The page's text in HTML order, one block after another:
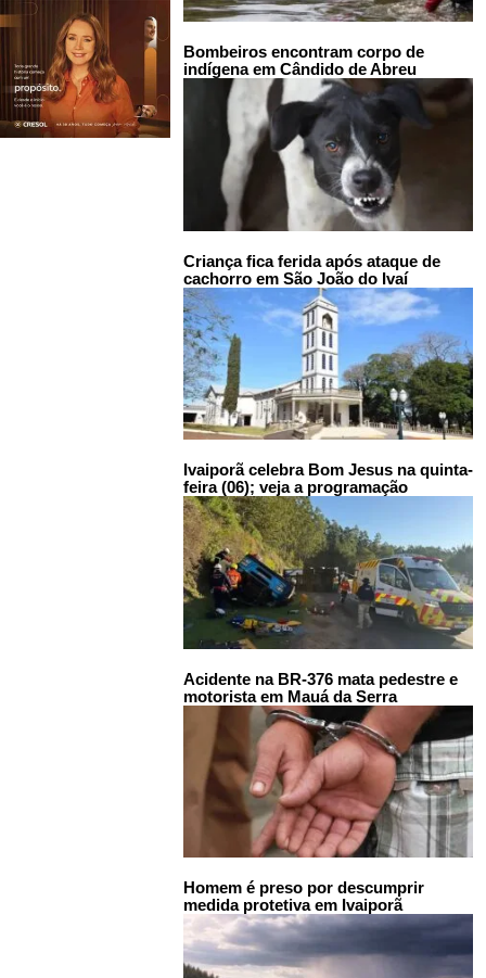
Bombeiros encontram corpo de
indígena em Cândido de Abreu
Criança fica ferida após ataque de
cachorro em São João do Ivaí
Ivaiporã celebra Bom Jesus na quinta-
feira (06); veja a programação
Acidente na BR-376 mata pedestre e
motorista em Mauá da Serra
Homem é preso por descumprir
medida protetiva em Ivaiporã